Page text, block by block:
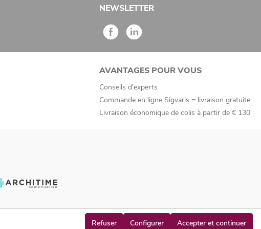
NEWSLETTER
AVANTAGES POUR VOUS
Conseils d'experts
Commande en ligne Sigvaris = livraison gratuite
Livraison économique de colis à partir de € 130
Refuser Configurer Accepter et continuer